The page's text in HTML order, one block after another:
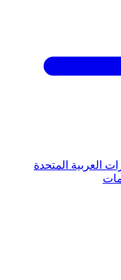
العربية المتحدة